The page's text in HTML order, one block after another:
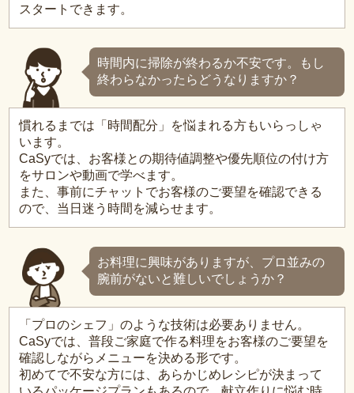
スタートできます。
時間内に掃除が終わるか不安です。もし
終わらなかったらどうなりますか？
慣れるまでは「時間配分」を悩まれる方もいらっしゃ
います。
CaSyでは、お客様との期待値調整や優先順位の付け方
をサロンや動画で学べます。
また、事前にチャットでお客様のご要望を確認できる
ので、当日迷う時間を減らせます。
お料理に興味がありますが、プロ並みの
腕前がないと難しいでしょうか？
「プロのシェフ」のような技術は必要ありません。
CaSyでは、普段ご家庭で作る料理をお客様のご要望を
確認しながらメニューを決める形です。
初めてで不安な方には、あらかじめレシピが決まって